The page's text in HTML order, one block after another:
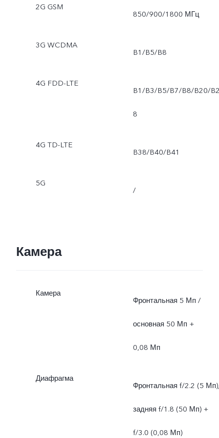
2G GSM
850/900/1800 МГц
3G WCDMA
B1/B5/B8
4G FDD-LTE
B1/B3/B5/B7/B8/B20/
8
4G TD-LTE
B38/B40/B41
5G
/
Камера
Камера
Фронтальная 5 Мп /
основная 50 Мп +
0,08 Мп
Диафрагма
Фронтальная f/2.2 (5
задняя f/1.8 (50 Мп) +
f/3.0 (0,08 Мп)